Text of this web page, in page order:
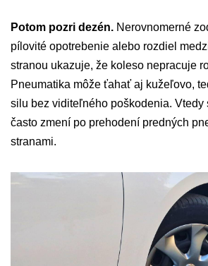
Potom pozri dezén. Nerovnomerné
pílovité opotrebenie alebo rozdiel
stranou ukazuje, že koleso nepracuje
Pneumatika môže ťahať aj kužeľovo,
silu bez viditeľného poškodenia. Vtedy
často zmení po prehodení predných
stranami.